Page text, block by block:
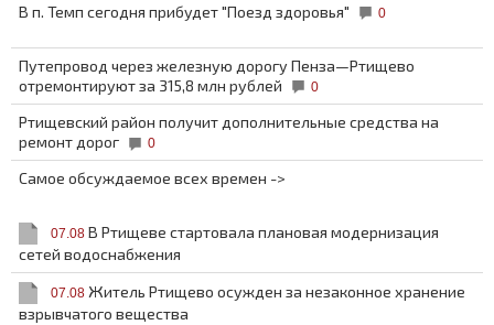
В п. Темп сегодня прибудет "Поезд здоровья" 0
Путепровод через железную дорогу Пенза—Ртищево
отремонтируют за 315,8 млн рублей
0
Ртищевский район получит дополнительные средства на
ремонт дорог
0
Самое обсуждаемое всех времен ->
07.08 В Ртищеве стартовала плановая модернизация
сетей водоснабжения
07.08 Житель Ртищево осужден за незаконное хранение
взрывчатого вещества